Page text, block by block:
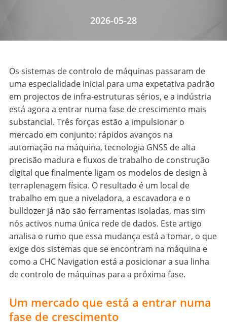
2026-05-28
Os sistemas de controlo de máquinas passaram de
uma especialidade inicial para uma expetativa padrão
em projectos de infra-estruturas sérios, e a indústria
está agora a entrar numa fase de crescimento mais
substancial. Três forças estão a impulsionar o
mercado em conjunto: rápidos avanços na
automação na máquina, tecnologia GNSS de alta
precisão madura e fluxos de trabalho de construção
digital que finalmente ligam os modelos de design à
terraplenagem física. O resultado é um local de
trabalho em que a niveladora, a escavadora e o
bulldozer já não são ferramentas isoladas, mas sim
nós activos numa única rede de dados. Este artigo
analisa o rumo que essa mudança está a tomar, o que
exige dos sistemas que se encontram na máquina e
como a CHC Navigation está a posicionar a sua linha
de controlo de máquinas para a próxima fase.
Um mercado que está a entrar numa
fase de crescimento